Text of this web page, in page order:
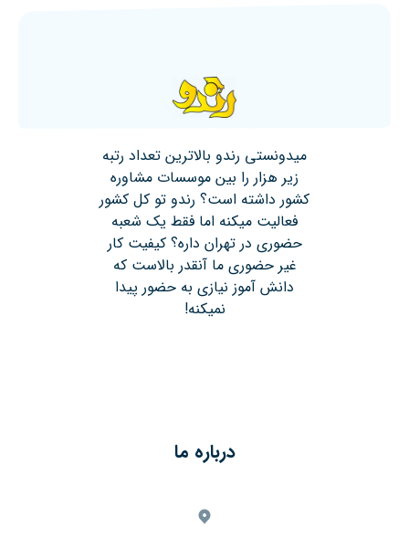
میدونستی رندو بالاترین تعداد رتبه
زیر هزار را بین موسسات مشاوره
کشور داشته است؟ رندو تو کل کشور
فعالیت میکنه اما فقط یک شعبه
حضوری در تهران داره؟ کیفیت کار
غیر حضوری ما آنقدر بالاست که
دانش آموز نیازی به حضور پیدا
نمیکنه!
درباره ما